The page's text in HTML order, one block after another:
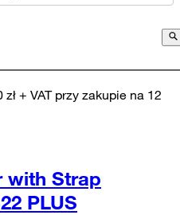
+ VAT przy zakupie na 12
with Strap
PLUS